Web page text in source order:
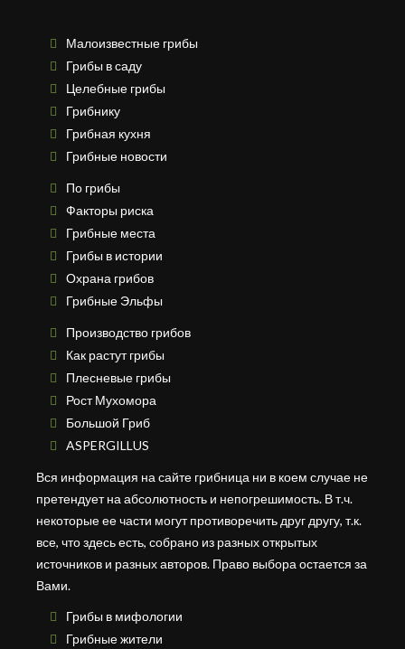
Малоизвестные грибы
Грибы в саду
Целебные грибы
Грибнику
Грибная кухня
Грибные новости
По грибы
Факторы риска
Грибные места
Грибы в истории
Охрана грибов
Грибные Эльфы
Производство грибов
Как растут грибы
Плесневые грибы
Рост Мухомора
Большой Гриб
ASPERGILLUS
Вся информация на сайте грибница ни в коем случае не
претендует на абсолютность и непогрешимость. В т.ч.
некоторые ее части могут противоречить друг другу, т.к.
все, что здесь есть, собрано из разных открытых
источников и разных авторов. Право выбора остается за
Вами.
Грибы в мифологии
Грибные жители